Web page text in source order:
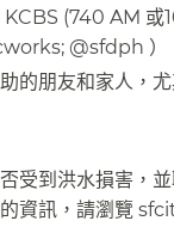
KCBS (740 AM
@sfdph ）
的朋友和家人，
受到洪水損害，
資訊，請瀏覽